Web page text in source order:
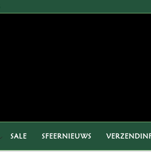
SALE SFEERNIEUWS